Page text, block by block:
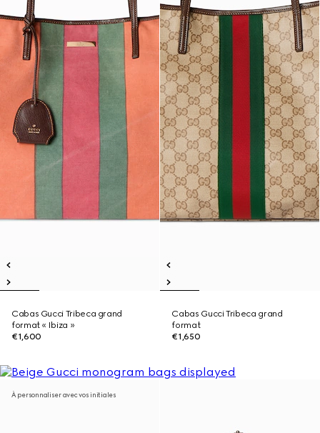
Cabas Gucci Tribeca grand
format « Ibiza »
€1,600
Cabas Gucci Tribeca grand
format
€1,650
À personnaliser avec vos initiales